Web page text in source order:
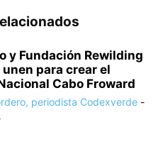
y Fundación Rewilding
para crear el
Cabo Froward
periodista Codexverde -